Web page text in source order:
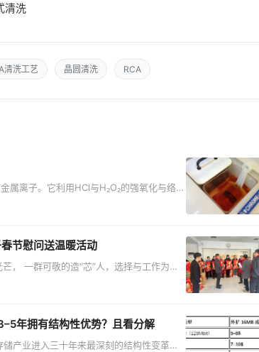
清洗
清洗工艺 晶圆清洗 RCA
属离子。它利用HCl与H₂O₂的强氧化与络合
层。 SC-2是RCA清洗体系中的第二道清洗
年发明，至今仍是半导体晶圆清洗的行业
节慰问送温暖活动
， 一群可敬的造“芯”人，选择与工作为
岗哨…… 他们用专业和敬业，用责任和坚
年拥有结构性优势？且看分解
产业进入三十年来最深刻的结构性变革